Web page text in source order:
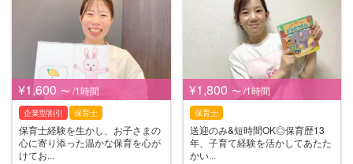
¥1,600 〜 /1時間
企業型割引 保育士
保育士経験を生かし、お子さまの
心に寄り添った温かな保育を心が
けてお...
¥1,800 〜 /1時間
保育士
送迎のみ&短時間OK◎保育歴13
年、子育て経験を活かしてあたた
かい...